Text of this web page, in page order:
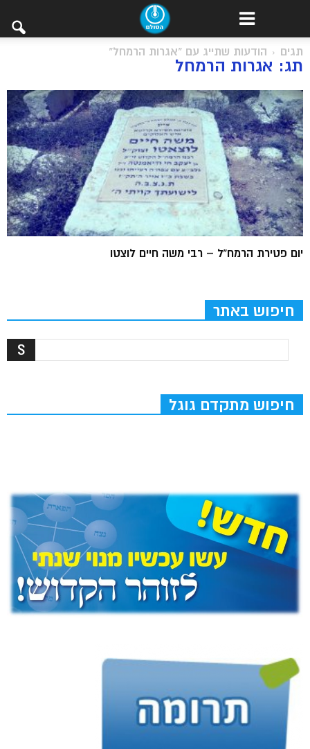
תגים הודעות שתייג עם "אגרות הרמחל"
תג: אגרות הרמחל
יום פטירת הרמח”ל – רבי משה חיים לוצטו
חיפוש באתר
חיפוש מתקדם גוגל